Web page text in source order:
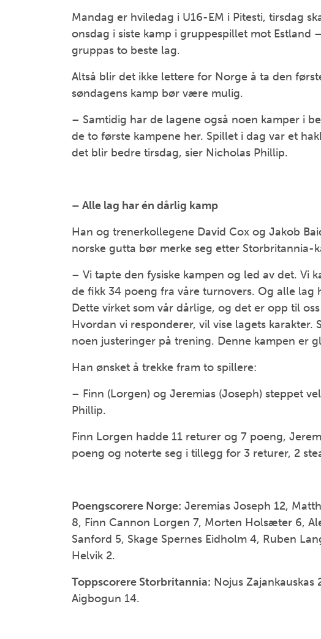
Mandag er hviledag i U16-EM i Pitesti, tirsdag
onsdag i siste kamp i gruppespillet mot
gruppas to beste lag.
Altså blir det ikke lettere for Norge å ta den
søndagens kamp bør være mulig.
– Samtidig har de lagene også noen kamper i
de to første kampene her. Spillet i dag var et
det blir bedre tirsdag, sier Nicholas Phillip.
– Alle lag har én dårlig kamp
Han og trenerkollegene David Cox og Jakob
norske gutta bør merke seg etter Storbritannia-
– Vi tapte den fysiske kampen og led av det. Vi
de fikk 34 poeng fra våre turnovers. Og alle lag
Dette virket som vår dårlige, og det er opp til
Hvordan vi responderer, vil vise lagets karakter.
noen justeringer på trening. Denne kampen er
Han ønsket å trekke fram to spillere:
– Finn (Lorgen) og Jeremias (Joseph) steppet
Phillip.
Finn Lorgen hadde 11 returer og 7 poeng,
poeng og noterte seg i tillegg for 3 returer, 2
Poengscorere Norge: Jeremias Joseph 12,
8, Finn Cannon Lorgen 7, Morten Holsæter 6,
Sanford 5, Skage Spernes Eidholm 4, Ruben
Helvik 2.
Toppscorere Storbritannia: Nojus Zajankauskas
Aigbogun 14.